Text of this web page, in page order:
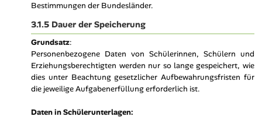
Bestimmungen der Bundesländer.
3.1.5 Dauer der Speicherung
Grundsatz:
Personenbezogene Daten von Schülerinnen, Schülern und
Erziehungsberechtigten werden nur so lange gespeichert, wie
dies unter Beachtung gesetzlicher Aufbewahrungsfristen für
die jeweilige Aufgabenerfüllung erforderlich ist.
Daten in Schülerunterlagen: